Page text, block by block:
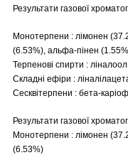
Результати газової
Монотерпени : лімонен
(6.53%), альфа-пінен
Терпенові спирти :
Складні ефіри :
Сесквітерпени : бета-
Результати газової
Монотерпени : лімонен
(6.53%)